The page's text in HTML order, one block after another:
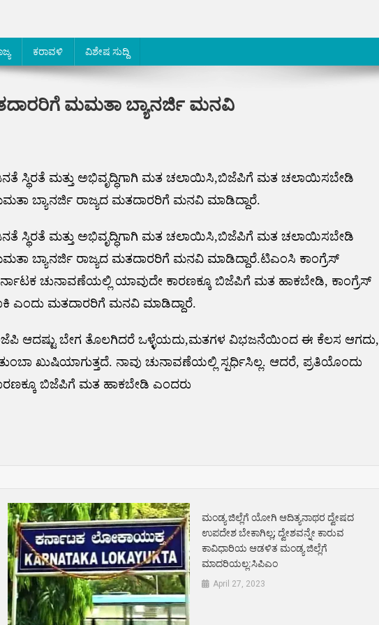
ಕರಾವಳಿ ವಿಶೇಷ ಸುದ್ದಿ
ಮಮತಾ ಬ್ಯಾನರ್ಜಿ ಮನವಿ
ಸ್ಥಿರತೆ ಮತ್ತು ಅಭಿವೃದ್ಧಿಗಾಗಿ ಮತ ಚಲಾಯಿಸಿ,ಬಿಜೆಪಿಗೆ ಮತ ಚಲಾಯಿಸಬೇಡಿ
ಬ್ಯಾನರ್ಜಿ ರಾಜ್ಯದ ಮತದಾರರಿಗೆ ಮನವಿ ಮಾಡಿದ್ದಾರೆ.
ಸ್ಥಿರತೆ ಮತ್ತು ಅಭಿವೃದ್ಧಿಗಾಗಿ ಮತ ಚಲಾಯಿಸಿ,ಬಿಜೆಪಿಗೆ ಮತ ಚಲಾಯಿಸಬೇಡಿ
ಬ್ಯಾನರ್ಜಿ ರಾಜ್ಯದ ಮತದಾರರಿಗೆ ಮನವಿ ಮಾಡಿದ್ದಾರೆ.ಟಿಎಂಸಿ ಕಾಂಗ್ರೆಸ್
ಚುನಾವಣೆಯಲ್ಲಿ ಯಾವುದೇ ಕಾರಣಕ್ಕೂ ಬಿಜೆಪಿಗೆ ಮತ ಹಾಕಬೇಡಿ, ಕಾಂಗ್ರೆಸ್
ಎಂದು ಮತದಾರರಿಗೆ ಮನವಿ ಮಾಡಿದ್ದಾರೆ.
ಆದಷ್ಟು ಬೇಗ ತೊಲಗಿದರೆ ಒಳ್ಳೆಯದು,ಮತಗಳ ವಿಭಜನೆಯಿಂದ ಈ ಕೆಲಸ ಆಗದು,
ಖುಷಿಯಾಗುತ್ತದೆ. ನಾವು ಚುನಾವಣೆಯಲ್ಲಿ ಸ್ಪರ್ಧಿಸಿಲ್ಲ. ಆದರೆ, ಪ್ರತಿಯೊಂದು
ಬಿಜೆಪಿಗೆ ಮತ ಹಾಕಬೇಡಿ ಎಂದರು
ಮಂಡ್ಯ ಜಿಲ್ಲೆಗೆ ಯೋಗಿ ಆದಿತ್ಯನಾಥರ ದ್ವೇಷದ
ಉಪದೇಶ ಬೇಕಾಗಿಲ್ಲ; ದ್ವೇಶವನ್ನೇ ಕಾರುವ
ಕಾವಿಧಾರಿಯ ಆಡಳಿತ ಮಂಡ್ಯ ಜಿಲ್ಲೆಗೆ
ಮಾದರಿಯಲ್ಲ:ಸಿಪಿಎಂ
April 27, 2023